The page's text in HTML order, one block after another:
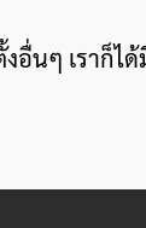
ๆ เราก็ไ